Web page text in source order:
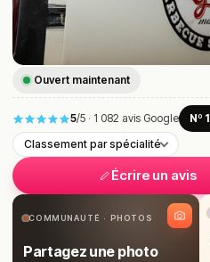
Ouvert maintenant
5/5 · 1 082 avis Google Nº 1
Classement par spécialité
Écrire un avis
COMMUNAUTÉ · PHOTOS
Partagez une photo